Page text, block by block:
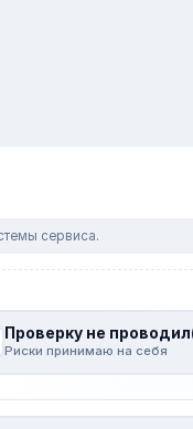
сервиса.
Проверку не
Риски принимаю на себя